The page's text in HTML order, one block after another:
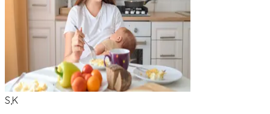
S,K